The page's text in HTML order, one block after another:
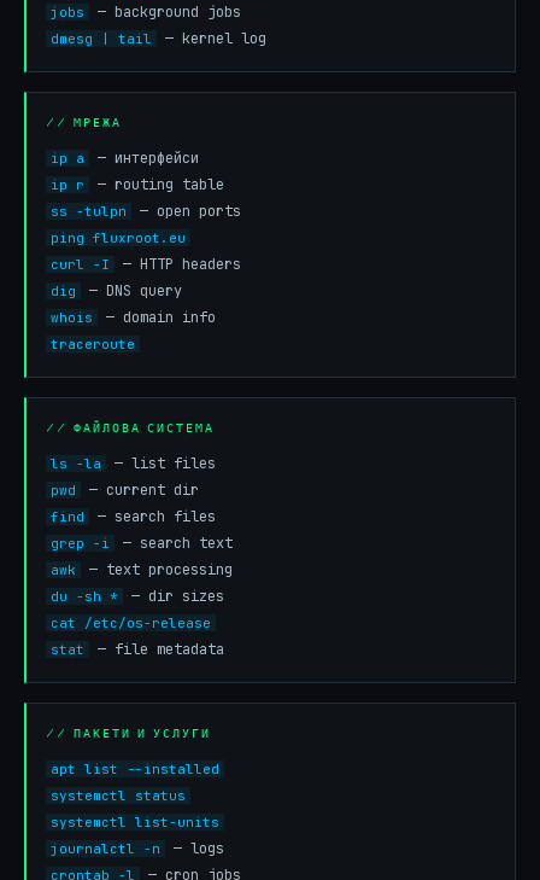
jobs — background jobs
dmesg | tail — kernel log
// МРЕЖА
ip a — интерфейси
ip r — routing table
ss -tulpn — open ports
ping fluxroot.eu
curl -I
— HTTP headers
dig — DNS query
whois — domain info
traceroute
// ФАЙЛОВА СИСТЕМА
ls -la — list files
pwd — current dir
find — search files
grep -i — search text
awk — text processing
du -sh * — dir sizes
cat /etc/os-release
stat
— file metadata
// ПАКЕТИ И УСЛУГИ
apt list --installed
systemctl status
systemctl list-units
journalctl -n
— logs
crontab -l — cron jobs